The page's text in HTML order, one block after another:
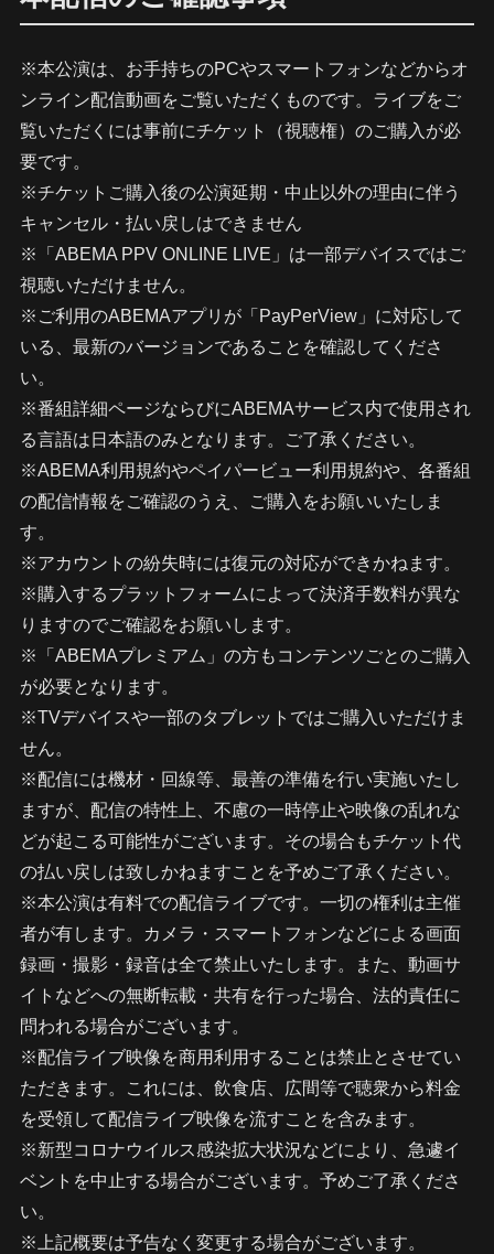
※本公演は、お手持ちのPCやスマートフォンなどからオ
ンライン配信動画をご覧いただくものです。ライブをご
覧いただくには事前にチケット（視聴権）のご購入が必
要です。
※チケットご購入後の公演延期・中止以外の理由に伴う
キャンセル・払い戻しはできません
※「ABEMA PPV ONLINE LIVE」は一部デバイスではご
視聴いただけません。
※ご利用のABEMAアプリが「PayPerView」に対応して
いる、最新のバージョンであることを確認してくださ
い。
※番組詳細ページならびにABEMAサービス内で使用され
る言語は日本語のみとなります。ご了承ください。
※ABEMA利用規約やペイパービュー利用規約や、各番組
の配信情報をご確認のうえ、ご購入をお願いいたしま
す。
※アカウントの紛失時には復元の対応ができかねます。
※購入するプラットフォームによって決済手数料が異な
りますのでご確認をお願いします。
※「ABEMAプレミアム」の方もコンテンツごとのご購入
が必要となります。
※TVデバイスや一部のタブレットではご購入いただけま
せん。
※配信には機材・回線等、最善の準備を行い実施いたし
ますが、配信の特性上、不慮の一時停止や映像の乱れな
どが起こる可能性がございます。その場合もチケット代
の払い戻しは致しかねますことを予めご了承ください。
※本公演は有料での配信ライブです。一切の権利は主催
者が有します。カメラ・スマートフォンなどによる画面
録画・撮影・録音は全て禁止いたします。また、動画サ
イトなどへの無断転載・共有を行った場合、法的責任に
問われる場合がございます。
※配信ライブ映像を商用利用することは禁止とさせてい
ただきます。これには、飲食店、広間等で聴衆から料金
を受領して配信ライブ映像を流すことを含みます。
※新型コロナウイルス感染拡大状況などにより、急遽イ
ベントを中止する場合がございます。予めご了承くださ
い。
※上記概要は予告なく変更する場合がございます。